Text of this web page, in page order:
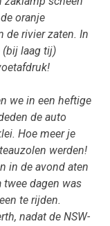
oranje
de rivier zaten. In
(bij laag tij)
we in een heftige
de auto
Hoe meer je
werden!
in de avond aten
twee dagen was
te rijden.
nadat de NSW-